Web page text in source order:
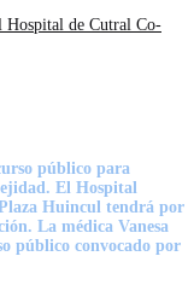
Hospital de Cutral Co-
público para
El Hospital
Huincul tendrá por
La médica Vanesa
público convocado por